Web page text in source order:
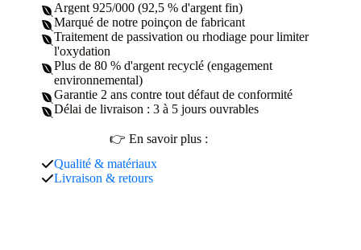
Argent 925/000 (92,5 % d'argent fin)
Marqué de notre poinçon de fabricant
Traitement de passivation ou rhodiage pour limiter
l'oxydation
Plus de 80 % d'argent recyclé (engagement
environnemental)
Garantie 2 ans contre tout défaut de conformité
Délai de livraison : 3 à 5 jours ouvrables
👉 En savoir plus :
Qualité & matériaux
Livraison & retours